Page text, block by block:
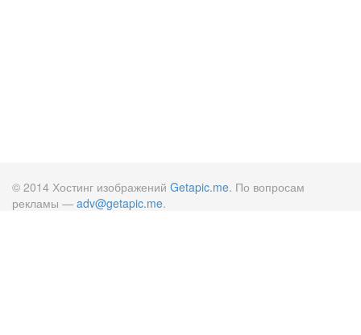
© 2014 Хостинг изображений Getapic.me. По вопросам
рекламы — adv@getapic.me.